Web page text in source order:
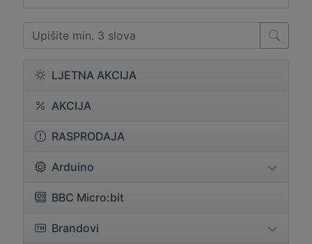
LJETNA AKCIJA
AKCIJA
RASPRODAJA
Arduino
BBC Micro:bit
Brandovi